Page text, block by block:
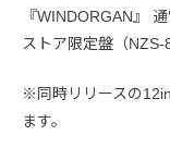
『WINDORGAN』
ストア限定盤（NZS-
※同時リリースの
ます。